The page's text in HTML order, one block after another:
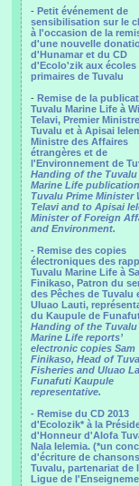
- Petit événement de
sensibilisation sur le
à l'occasion de la
d'une nouvelle
d'Hunamar et du CD
d'Ecolo'zik aux écoles
primaires de Tuvalu
- Remise de la
Tuvalu Marine Life à
Telavi, Premier
Tuvalu et à Apisai
Ministre des Affaires
étrangères et de
l'Environnement de
Handing of the Tuvalu
Marine Life
Tuvalu Prime Minister
Telavi and to Apisai
Minister of Foreign
and Environment.
- Remise des copies
électroniques des
Tuvalu Marine Life à
Finikaso, Patron du
des Pêches de Tuvalu
Uluao Lauti,
du Kaupule de
Handing of the Tuvalu
Marine Life reports’
electronic copies Sam
Finikaso, Head of
Fisheries and Uluao
Funafuti Kaupule
representative.
- Remise du CD 2013
d'Ecolozik* à la
d'Honneur d'Alofa
Nala Ielemia. (*un
d'écriture de
Tuvalu, partenariat de
Ligue de